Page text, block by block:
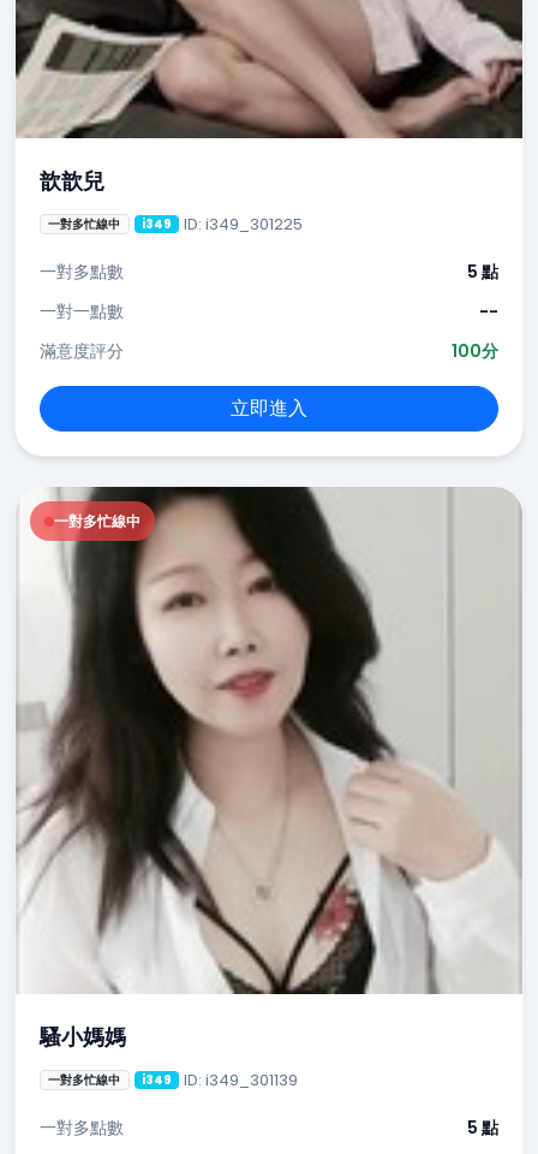
歆歆兒
一對多忙線中 i349 ID: i349_301225
一對多點數
5 點
一對一點數
--
滿意度評分
100分
立即進入
一對多忙線中
騷小媽媽
一對多忙線中 i349 ID: i349_301139
一對多點數 5 點